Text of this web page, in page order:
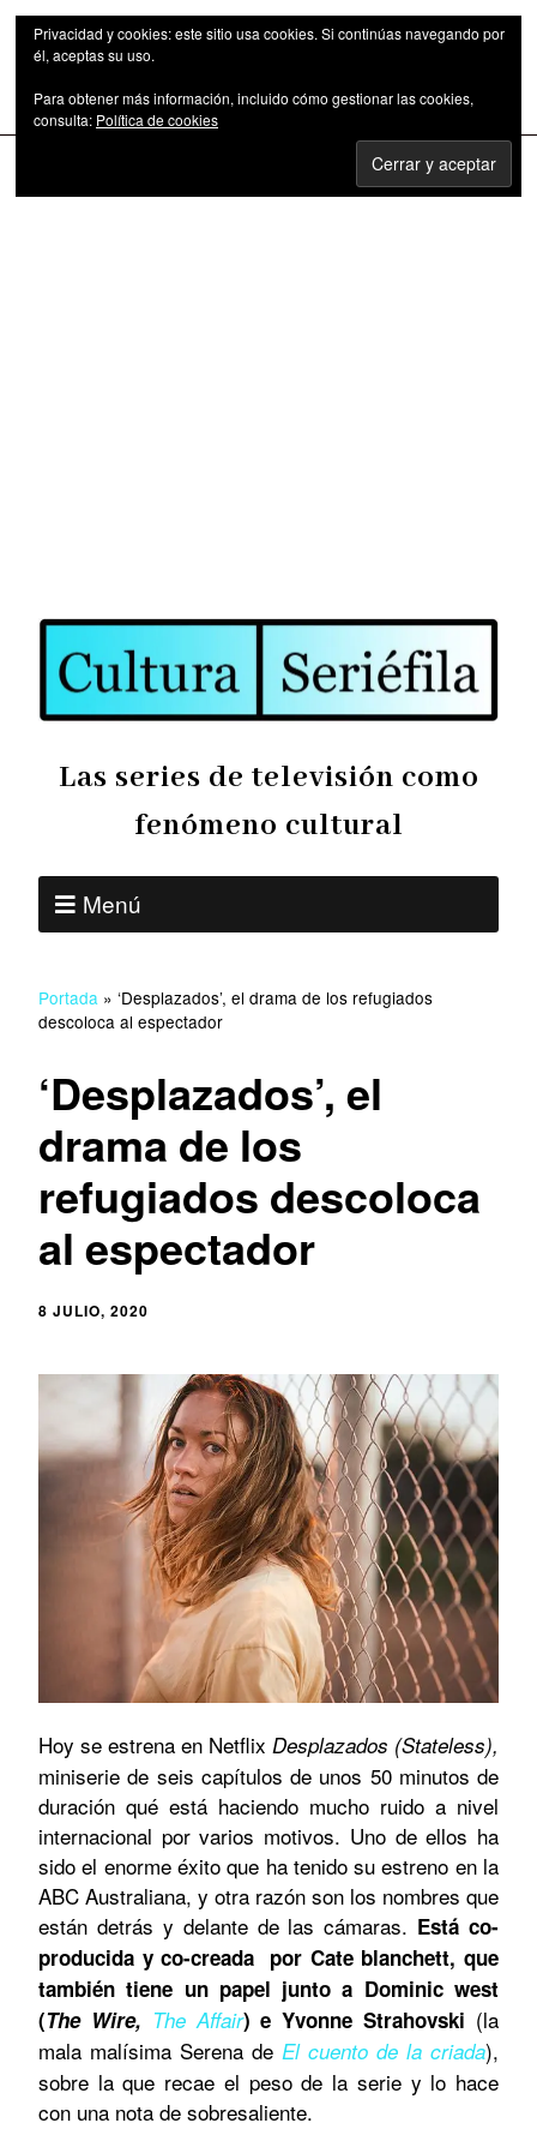
Las series de televisión como fenómeno cultural
Las series de televisión como
fenómeno cultural
Menú
Portada » ‘Desplazados’, el drama de los refugiados
descoloca al espectador
‘Desplazados’, el
drama de los
refugiados descoloca
al espectador
8 JULIO, 2020
Hoy se estrena en Netflix Desplazados (Stateless),
miniserie de seis capítulos de unos 50 minutos de
duración qué está haciendo mucho ruido a nivel
internacional por varios motivos. Uno de ellos ha
sido el enorme éxito que ha tenido su estreno en la
ABC Australiana, y otra razón son los nombres que
están detrás y delante de las cámaras. Está co-
producida y co-creada por Cate blanchett, que
también tiene un papel junto a Dominic west
(The Wire, The Affair) e Yvonne Strahovski (la
mala malísima Serena de El cuento de la criada),
sobre la que recae el peso de la serie y lo hace
con una nota de sobresaliente.
Privacidad y cookies: este sitio usa cookies. Si continúas navegando por
él, aceptas su uso.
Para obtener más información, incluido cómo gestionar las cookies,
consulta: Política de cookies